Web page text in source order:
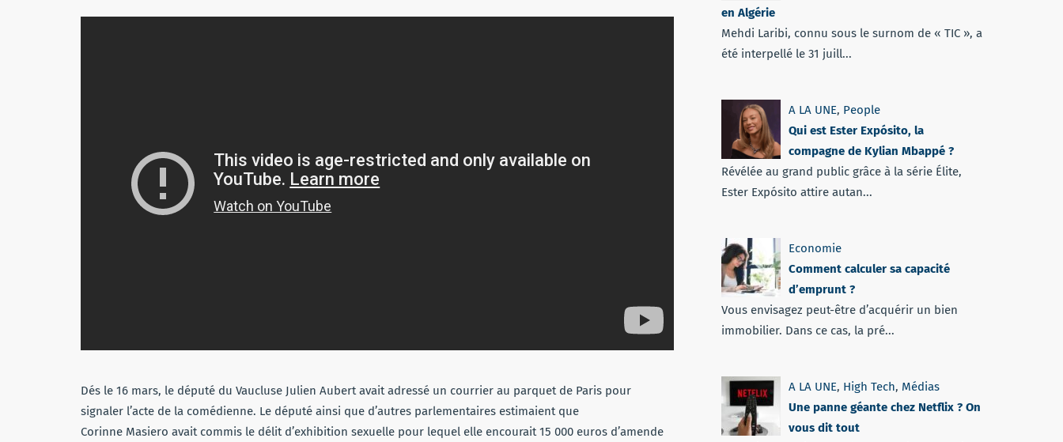
Dés le 16 mars, le député du Vaucluse Julien Aubert avait adressé un courrier au parquet de Paris pour
signaler l’acte de la comédienne. Le député ainsi que d’autres parlementaires estimaient que
Corinne Masiero avait commis le délit d’exhibition sexuelle pour lequel elle encourait 15 000 euros d’amende
en Algérie
Mehdi Laribi, connu sous le surnom de « TIC », a
été interpellé le 31 juill...
A LA UNE, People
Qui est Ester Expósito, la
compagne de Kylian Mbappé ?
Révélée au grand public grâce à la série Élite,
Ester Expósito attire autan...
Economie
Comment calculer sa capacité
d’emprunt ?
Vous envisagez peut-être d’acquérir un bien
immobilier. Dans ce cas, la pré...
A LA UNE, High Tech, Médias
Une panne géante chez Netflix ? On
vous dit tout